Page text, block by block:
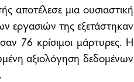
αποτέλεσε μια ουσιαστική
εργασιών της εξετάστηκαν
76 κρίσιμοι μάρτυρες. Η
αξιολόγηση δεδομένων